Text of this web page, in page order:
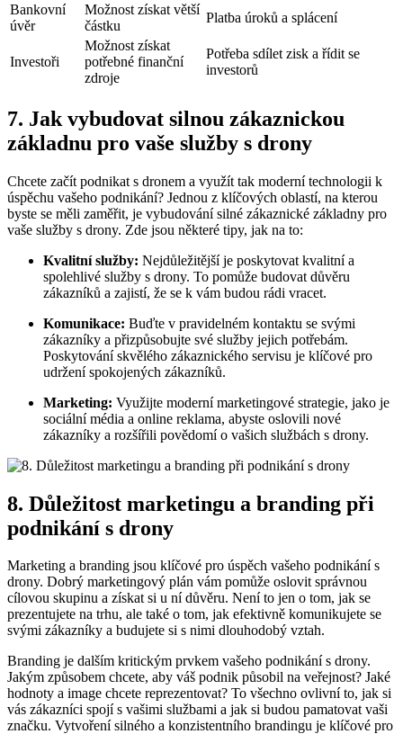
Bankovní
úvěr
Možnost získat větší
částku
Platba úroků a splácení
Investoři
Možnost získat
potřebné finanční
zdroje
Potřeba sdílet zisk a řídit se
investorů
7. Jak vybudovat silnou zákaznickou
základnu pro vaše služby s drony
Chcete začít podnikat s dronem a využít tak moderní technologii k
úspěchu vašeho podnikání? Jednou z klíčových oblastí, na kterou
byste se měli zaměřit, je vybudování silné zákaznické základny pro
vaše služby s drony. Zde jsou některé tipy, jak na to:
Kvalitní služby: Nejdůležitější je poskytovat kvalitní a
spolehlivé služby s drony. To pomůže budovat důvěru
zákazníků a zajistí, že se k vám budou rádi vracet.
Komunikace: Buďte v pravidelném kontaktu se svými
zákazníky a přizpůsobujte své služby jejich potřebám.
Poskytování skvělého zákaznického servisu je klíčové pro
udržení spokojených zákazníků.
Marketing: Využijte moderní marketingové strategie, jako je
sociální média a online reklama, abyste oslovili nové
zákazníky a rozšířili povědomí o vašich službách s drony.
8. Důležitost marketingu a branding při
podnikání s drony
Marketing a branding jsou klíčové pro úspěch vašeho podnikání s
drony. Dobrý marketingový plán vám pomůže oslovit správnou
cílovou skupinu a získat si u ní důvěru. Není to jen o tom, jak se
prezentujete na trhu, ale také o tom, jak efektivně komunikujete se
svými zákazníky a budujete si s nimi dlouhodobý vztah.
Branding je dalším kritickým prvkem vašeho podnikání s drony.
Jakým způsobem chcete, aby váš podnik působil na veřejnost? Jaké
hodnoty a image chcete reprezentovat? To všechno ovlivní to, jak si
vás zákazníci spojí s vašimi službami a jak si budou pamatovat vaši
značku. Vytvoření silného a konzistentního brandingu je klíčové pro